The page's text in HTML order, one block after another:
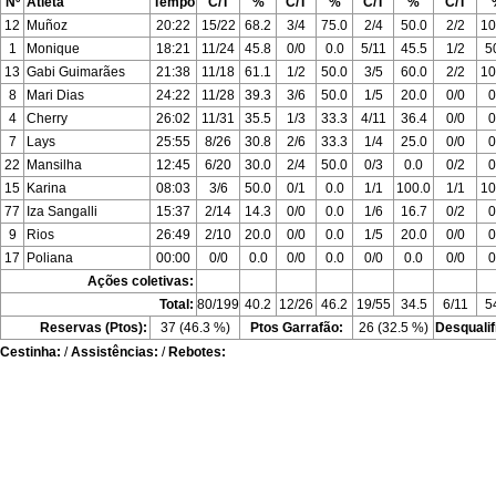
12
Muñoz 20:22 15/22 68.2 3/4 75.0 2/4 50.0 2/2
1
Monique 18:21 11/24 45.8 0/0 0.0 5/11 45.5 1/2
13 Gabi Guimarães 21:38 11/18 61.1 1/2 50.0 3/5 60.0 2/2
8
Mari Dias 24:22 11/28 39.3 3/6 50.0 1/5 20.0 0/0
4
Cherry 26:02 11/31 35.5 1/3 33.3 4/11 36.4 0/0
7
Lays 25:55 8/26 30.8 2/6 33.3 1/4 25.0 0/0
22
Mansilha 12:45 6/20 30.0 2/4 50.0 0/3 0.0 0/2
15 Karina 08:03 3/6 50.0 0/1 0.0 1/1 100.0 1/1
77
Iza Sangalli 15:37 2/14 14.3 0/0 0.0 1/6 16.7 0/2
9
Rios 26:49 2/10 20.0 0/0 0.0 1/5 20.0 0/0
17
Poliana 00:00 0/0 0.0 0/0 0.0 0/0 0.0 0/0
Ações coletivas:
Total: 80/199 40.2 12/26 46.2 19/55 34.5 6/11
Reservas (Ptos):
37 (46.3 %) Ptos Garrafão: 26 (32.5 %)
Cestinha: /Assistências: / Rebotes: